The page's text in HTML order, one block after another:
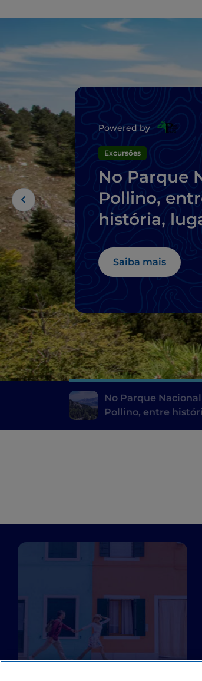
Powered by
Excursões
No Parque
Pollino,
história,
empoleiradas
Saiba mais
No Parque Nacional
Pollino, entre